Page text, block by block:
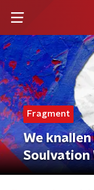
Fragment
We
Soulvation